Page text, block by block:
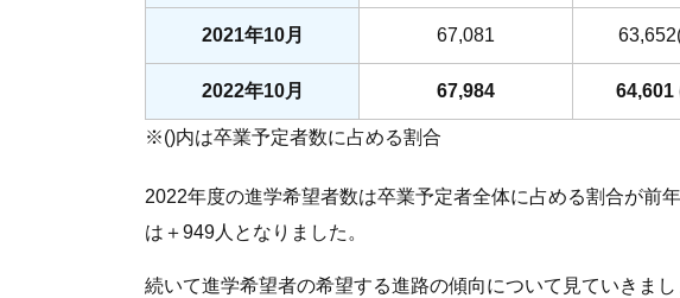
2021年10月 67,081
2022年10月 67,984 64,601
※()内は卒業予定者数に占める割合
2022年度の進学希望者数は卒業予定者全体に占める割合が前
は＋949人となりました。
続いて進学希望者の希望する進路の傾向について見ていきまし